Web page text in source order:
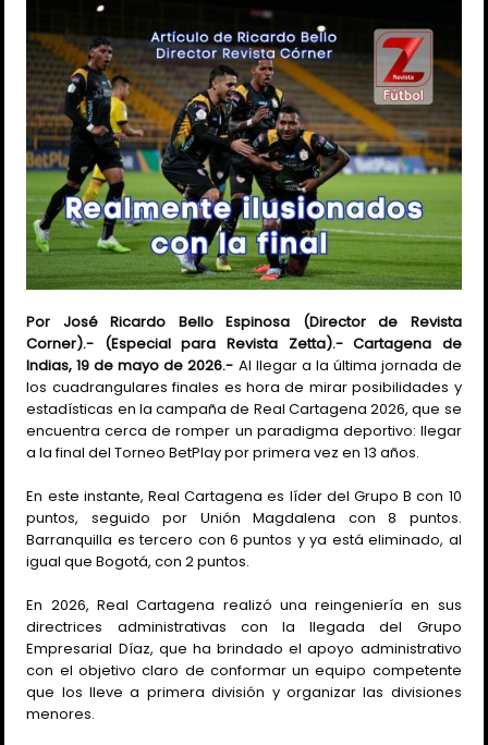
Por José Ricardo Bello Espinosa (Director de Revista
Corner).- (Especial para Revista Zetta).- Cartagena de
Indias, 19 de mayo de 2026.- Al llegar a la última jornada de
los cuadrangulares finales es hora de mirar posibilidades y
estadísticas en la campaña de Real Cartagena 2026, que se
encuentra cerca de romper un paradigma deportivo: llegar
a la final del Torneo BetPlay por primera vez en 13 años.
En este instante, Real Cartagena es líder del Grupo B con 10
puntos, seguido por Unión Magdalena con 8 puntos.
Barranquilla es tercero con 6 puntos y ya está eliminado, al
igual que Bogotá, con 2 puntos.
En 2026, Real Cartagena realizó una reingeniería en sus
directrices administrativas con la llegada del Grupo
Empresarial Díaz, que ha brindado el apoyo administrativo
con el objetivo claro de conformar un equipo competente
que los lleve a primera división y organizar las divisiones
menores.